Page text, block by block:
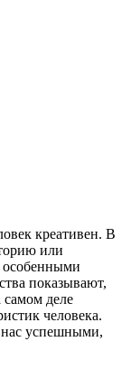
креативен. В
или
особенными
показывают,
самом деле
человека.
нас успешными,